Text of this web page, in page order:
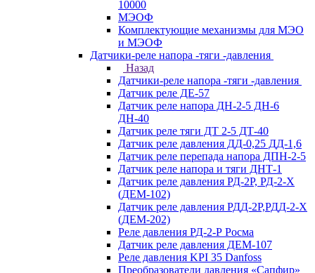
10000
МЭОФ
Комплектующие механизмы для МЭО
и МЭОФ
Датчики-реле напора -тяги -давления
Назад
Датчики-реле напора -тяги -давления
Датчик реле ДЕ-57
Датчик реле напора ДН-2-5 ДН-6
ДН-40
Датчик реле тяги ДТ 2-5 ДТ-40
Датчик реле давления ДД-0,25 ДД-1,6
Датчик реле перепада напора ДПН-2-5
Датчик реле напора и тяги ДНТ-1
Датчик реле давления РД-2Р, РД-2-Х
(ДЕМ-102)
Датчик реле давления РДД-2Р,РДД-2-Х
(ДЕМ-202)
Реле давления РД-2-Р Росма
Датчик реле давления ДЕМ-107
Реле давления KPI 35 Danfoss
Преобразователи давления «Сапфир»